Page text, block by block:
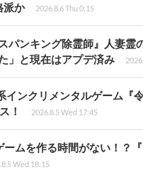
派か
2026.8.6 Thu 0:15
ンキング除霊師』人妻霊
」と現在はアプデ済み
インクリメンタルゲーム『
！
2026.8.5 Wed 17:45
ームを作る時間がない！？
Wed 18:15